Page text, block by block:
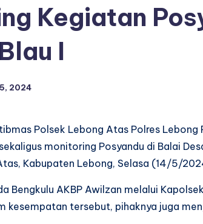
Kegiatan
I
2024
Polsek Lebong Atas Polres Lebong
monitoring Posyandu di Balai
Kabupaten Lebong, Selasa (14/5/
Bengkulu AKBP Awilzan melalui
kesempatan tersebut, pihaknya juga